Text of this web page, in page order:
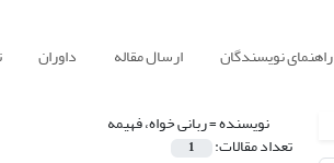
راهنمای نویسندگان ارسال مقاله داوران
نویسنده =ربانی خواه، فهیمه
تعداد مقالات: 1